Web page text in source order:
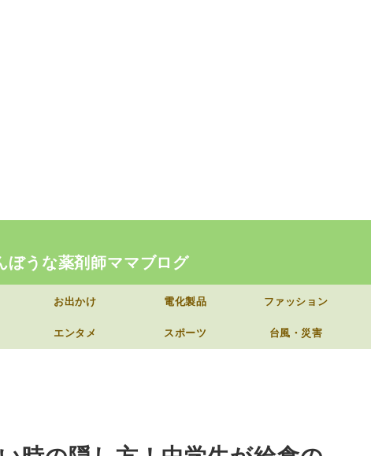
ぼうな薬剤師ママブログ
お出かけ 電化製品 ファッション
エンタメ スポーツ 台風・災害